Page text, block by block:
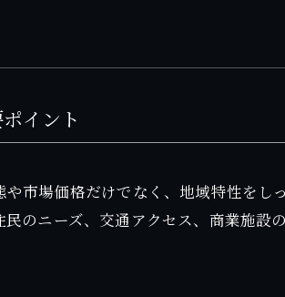
イント
市場価格だけでなく、地域特性をし
のニーズ、交通アクセス、商業施設